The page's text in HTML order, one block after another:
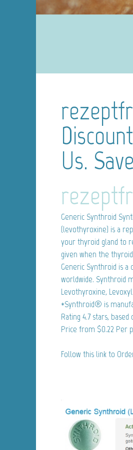
Us.
Generic Synthroid
(levothyroxine) is a
your thyroid gland to
given when the
Generic Synthroid is a
worldwide. Synthroid
Levothyroxine, Levoxyl.
*Synthroid® is
Rating 4.7 stars, based
Price from $0.22 Per
Follow this link to